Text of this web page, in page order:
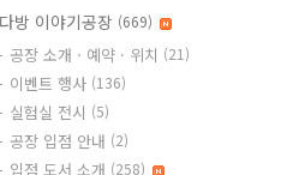
방 이야기공장 (669)
공장 소개 · 예약 · 위치 (21)
이벤트 행사 (136)
실험실 전시 (5)
공장 입점 안내 (2)
입점 도서 소개 (258)